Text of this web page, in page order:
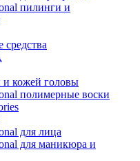
пилинги и
средства
и кожей головы
полимерные воски
для лица
для маникюра и